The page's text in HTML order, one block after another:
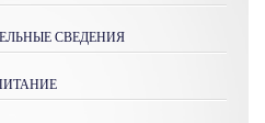
СВЕДЕНИЯ